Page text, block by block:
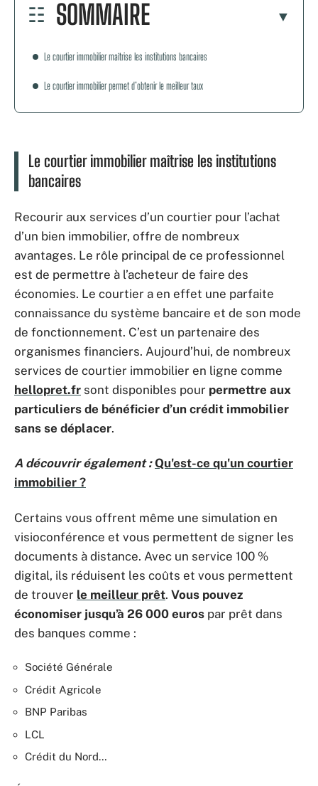
SOMMAIRE
Le courtier immobilier maîtrise les institutions bancaires
Le courtier immobilier permet d’obtenir le meilleur taux
Le courtier immobilier maîtrise les institutions
bancaires
Recourir aux services d’un courtier pour l’achat
d’un bien immobilier, offre de nombreux
avantages. Le rôle principal de ce professionnel
est de permettre à l’acheteur de faire des
économies. Le courtier a en effet une parfaite
connaissance du système bancaire et de son mode
de fonctionnement. C’est un partenaire des
organismes financiers. Aujourd’hui, de nombreux
services de courtier immobilier en ligne comme
hellopret.fr sont disponibles pour permettre aux
particuliers de bénéficier d’un crédit immobilier
sans se déplacer.
A découvrir également : Qu'est-ce qu'un courtier
immobilier ?
Certains vous offrent même une simulation en
visioconférence et vous permettent de signer les
documents à distance. Avec un service 100 %
digital, ils réduisent les coûts et vous permettent
de trouver le meilleur prêt. Vous pouvez
économiser jusqu’à 26 000 euros par prêt dans
des banques comme :
Société Générale
Crédit Agricole
BNP Paribas
LCL
Crédit du Nord…